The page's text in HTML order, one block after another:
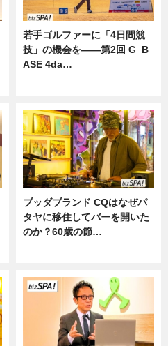
若手ゴルファーに「4日間競
技」の機会を——第2回 G_B
ASE 4da…
ブッダブランド CQはなぜパ
タヤに移住してバーを開いた
のか？60歳の節…